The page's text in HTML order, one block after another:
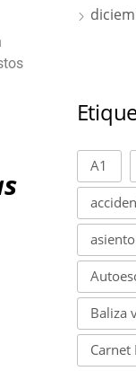
A1
Baliza
Carnet